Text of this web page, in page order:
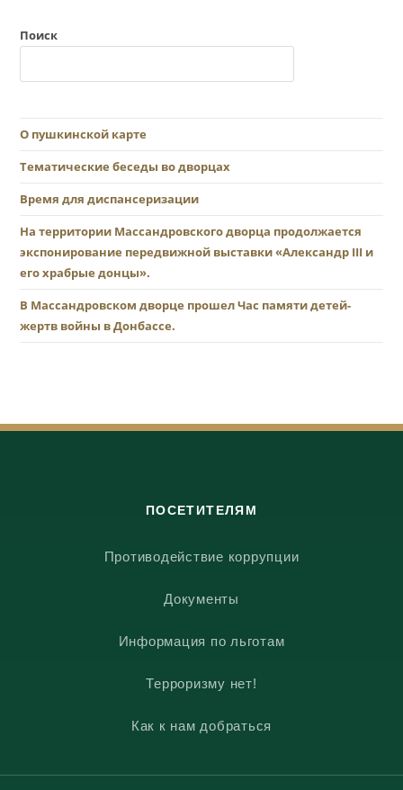
Поиск
О пушкинской карте
Тематические беседы во дворцах
Время для диспансеризации
На территории Массандровского дворца продолжается
экспонирование передвижной выставки «Александр III и
его храбрые донцы».
В Массандровском дворце прошел Час памяти детей-
жертв войны в Донбассе.
ПОСЕТИТЕЛЯМ
Противодействие коррупции
Документы
Информация по льготам
Терроризму нет!
Как к нам добраться